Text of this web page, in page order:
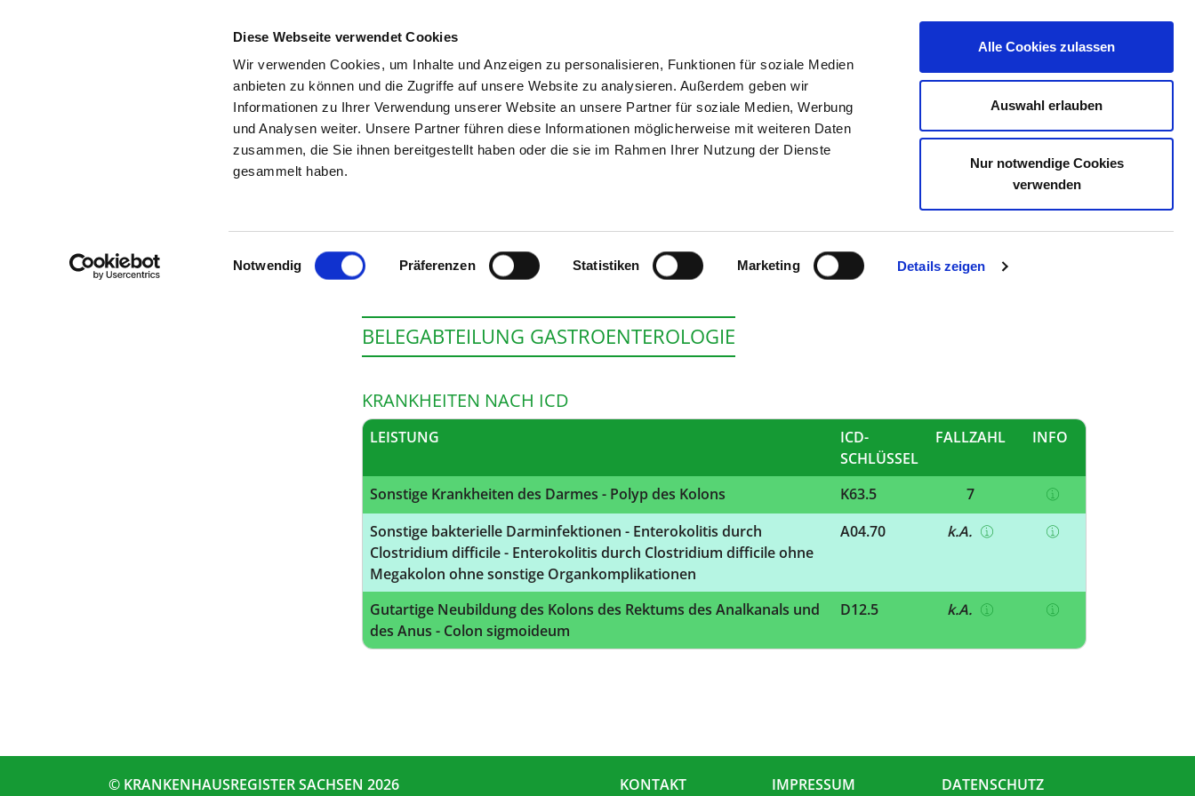
Diese Webseite verwendet Cookies
Wir verwenden Cookies, um Inhalte und Anzeigen zu personalisieren, Funktionen für soziale Medien
anbieten zu können und die Zugriffe auf unsere Website zu analysieren. Außerdem geben wir
Informationen zu Ihrer Verwendung unserer Website an unsere Partner für soziale Medien, Werbung
und Analysen weiter. Unsere Partner führen diese Informationen möglicherweise mit weiteren Daten
zusammen, die Sie ihnen bereitgestellt haben oder die sie im Rahmen Ihrer Nutzung der Dienste
gesammelt haben.
Einwilligungsauswahl
Notwendig Präferenzen Statistiken Marketing Details zeigen
Alle Cookies zulassen
Auswahl erlauben
Nur notwendige Cookies
verwenden
SUCHEN TIPPS & HILFE STELLENBÖRSE KONTAKT
Startseite der Fachabteilung
BELEGABTEILUNG GASTROENTEROLOGIE
KRANKHEITEN NACH ICD
LEISTUNG
ICD-
SCHLÜSSEL
FALLZAHL INFO
Sonstige Krankheiten des Darmes - Polyp des Kolons K63.5
7
Sonstige bakterielle Darminfektionen - Enterokolitis durch
Clostridium difficile - Enterokolitis durch Clostridium difficile ohne
Megakolon ohne sonstige Organkomplikationen
A04.70 k.A.
Gutartige Neubildung des Kolons des Rektums des Analkanals und
des Anus - Colon sigmoideum
D12.5 k.A.
© KRANKENHAUSREGISTER SACHSEN 2026 KONTAKT IMPRESSUM DATENSCHUTZ